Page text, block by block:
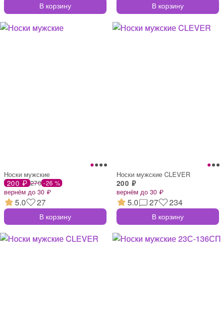
В корзину В корзину
Носки мужские
200 ₽ 270 -26 %
вернём до 30 ₽
5.0 27
В корзину
Носки мужские CLEVER
200 ₽
вернём до 30 ₽
5.0 27 234
В корзину